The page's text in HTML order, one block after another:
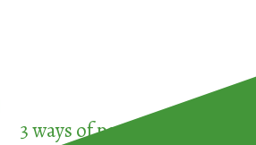
3 ways of participating in the